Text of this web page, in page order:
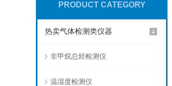
PRODUCT CATEGORY
热卖气体检测类仪器
非甲烷总烃检测仪
温湿度检测仪